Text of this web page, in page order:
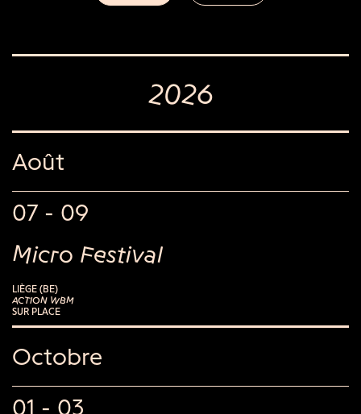
2026
Août
07 - 09
Micro Festival
LIÈGE (BE)
ACTION WBM
SUR PLACE
Octobre
01 - 03